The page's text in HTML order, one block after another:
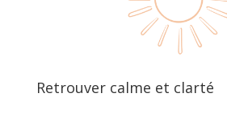
Retrouver calme et clarté